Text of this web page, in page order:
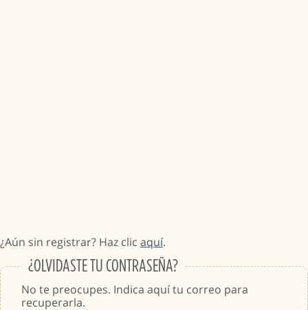
¿Aún sin registrar? Haz clic aquí.
¿OLVIDASTE TU CONTRASEÑA?
No te preocupes. Indica aquí tu correo para
recuperarla.